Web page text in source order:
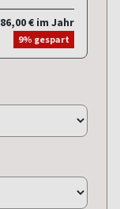
86,00 € im Jahr
9% gespart